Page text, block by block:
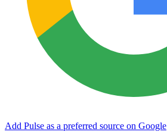
Add Pulse as a preferred source on Google